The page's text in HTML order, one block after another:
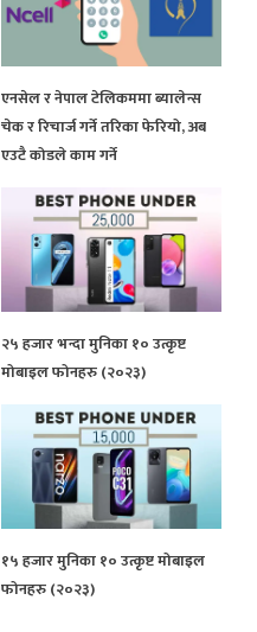
एनसेल र नेपाल टेलिकममा ब्यालेन्स
चेक र रिचार्ज गर्ने तरिका फेरियो, अब
एउटै कोडले काम गर्ने
२५ हजार भन्दा मुनिका १० उत्कृष्ट
मोबाइल फोनहरु (२०२३)
१५ हजार मुनिका १० उत्कृष्ट मोबाइल
फोनहरु (२०२३)